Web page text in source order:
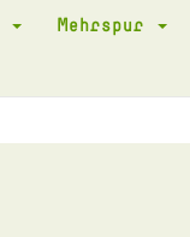
Mehrspur